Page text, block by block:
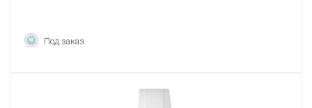
Под заказ